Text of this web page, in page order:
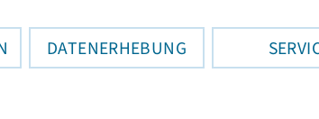
DATENERHEBUNG